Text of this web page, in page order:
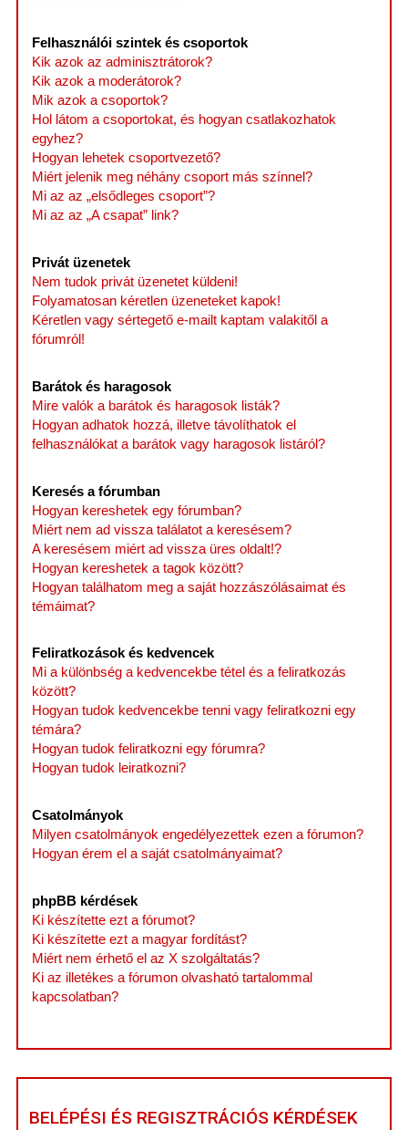
Felhasználói szintek és csoportok
Kik azok az adminisztrátorok?
Kik azok a moderátorok?
Mik azok a csoportok?
Hol látom a csoportokat, és hogyan csatlakozhatok
egyhez?
Hogyan lehetek csoportvezető?
Miért jelenik meg néhány csoport más színnel?
Mi az az „elsődleges csoport”?
Mi az az „A csapat” link?
Privát üzenetek
Nem tudok privát üzenetet küldeni!
Folyamatosan kéretlen üzeneteket kapok!
Kéretlen vagy sértegető e-mailt kaptam valakitől a
fórumról!
Barátok és haragosok
Mire valók a barátok és haragosok listák?
Hogyan adhatok hozzá, illetve távolíthatok el
felhasználókat a barátok vagy haragosok listáról?
Keresés a fórumban
Hogyan kereshetek egy fórumban?
Miért nem ad vissza találatot a keresésem?
A keresésem miért ad vissza üres oldalt!?
Hogyan kereshetek a tagok között?
Hogyan találhatom meg a saját hozzászólásaimat és
témáimat?
Feliratkozások és kedvencek
Mi a különbség a kedvencekbe tétel és a feliratkozás
között?
Hogyan tudok kedvencekbe tenni vagy feliratkozni egy
témára?
Hogyan tudok feliratkozni egy fórumra?
Hogyan tudok leiratkozni?
Csatolmányok
Milyen csatolmányok engedélyezettek ezen a fórumon?
Hogyan érem el a saját csatolmányaimat?
phpBB kérdések
Ki készítette ezt a fórumot?
Ki készítette ezt a magyar fordítást?
Miért nem érhető el az X szolgáltatás?
Ki az illetékes a fórumon olvasható tartalommal
kapcsolatban?
BELÉPÉSI ÉS REGISZTRÁCIÓS KÉRDÉSEK